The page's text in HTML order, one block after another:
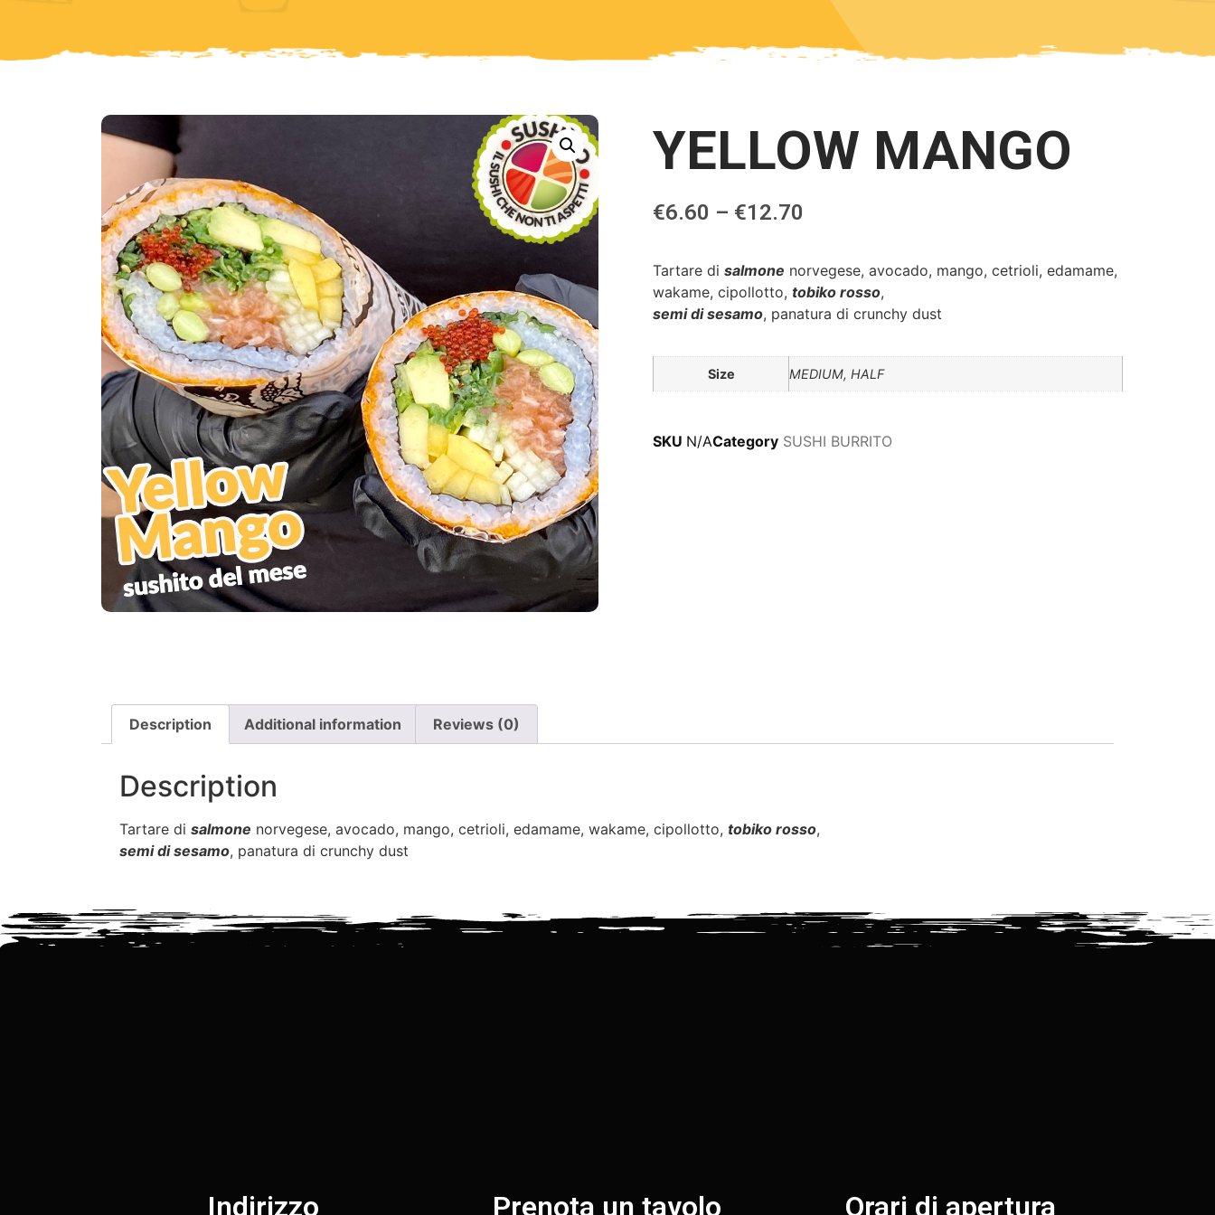
YELLOW MANGO
€6.60 – €12.70
Tartare di salmone norvegese, avocado, mango, cetrioli, edamame,
wakame, cipollotto, tobiko rosso,
semi di sesamo, panatura di crunchy dust
Size MEDIUM, HALF
SKU N/ACategory SUSHI BURRITO
Description Additional information Reviews (0)
Description
Tartare di salmone norvegese, avocado, mango, cetrioli, edamame, wakame, cipollotto, tobiko rosso,
semi di sesamo, panatura di crunchy dust
Indirizzo Prenota un tavolo Orari di apertura